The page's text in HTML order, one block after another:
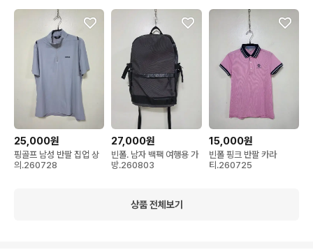
25,000원
핑골프 남성 반팔 집업 상
의.260728
27,000원
빈폴. 남자 백팩 여행용 가
방.260803
15,000원
빈폴 핑크 반팔 카라
티.260725
상품 전체보기